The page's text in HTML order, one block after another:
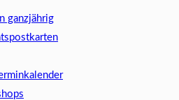
ganzjährig